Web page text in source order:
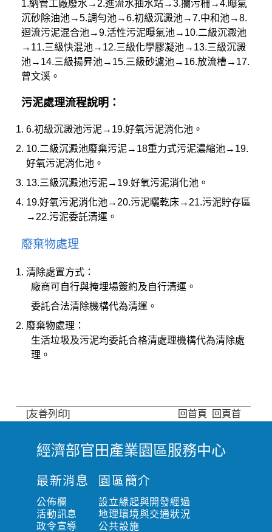
1.納管工廠廢水→2.進流水抽水站→3.攔污柵→4.曝氣
沉砂除油池→5.調勻池→6.初級沉澱池→7.中和池→8.
迴流污泥混合池→9.活性污泥曝氣池→10.二級沉澱池
→11.三級快混池→12.三級化學膠凝池→13.三級沉澱
池→14.三級揚昇池→15.三級砂濾池→16.放流槽→17.
曾文溪。
污泥處理流程說明：
6.初級沉澱池污泥→19.好氧污泥消化池。
10.二級沉澱池廢棄污泥→18重力式污泥濃縮池→19.
好氧污泥消化池。
13.三級沉澱池污泥→19.好氧污泥消化池。
19.好氧污泥消化池→20.污泥曬乾床→21.污泥貯存區
→22.污泥委託清運。
廢棄物處理
清除處置方式：
廠商可自行與掩埋場簽約及自行清運。
委託合法清除機構代為清運。
廢棄物處理：
生活垃圾及污泥均委託合格清處理機構代為清除處
理。
[友善列印] 回首頁 回頁首
:
:
經濟部官田產業園區服務中心
最新消息
公佈欄
活動訊息
政令宣導
園區簡介
設立緣起與開發經過
地理環境與交通狀況
公共設施